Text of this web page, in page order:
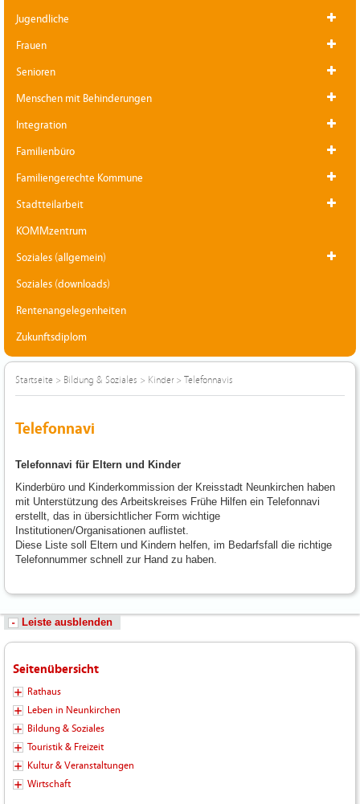
Jugendliche
Frauen
Senioren
Menschen mit Behinderungen
Integration
Familienbüro
Familiengerechte Kommune
Stadtteilarbeit
KOMMzentrum
Soziales (allgemein)
Soziales (downloads)
Rentenangelegenheiten
Zukunftsdiplom
Startseite > Bildung & Soziales > Kinder> Telefonnavis
Telefonnavi
Telefonnavi für Eltern und Kinder
Kinderbüro und Kinderkommission der Kreisstadt Neunkirchen haben
mit Unterstützung des Arbeitskreises Frühe Hilfen ein Telefonnavi
erstellt, das in übersichtlicher Form wichtige
Institutionen/Organisationen auflistet.
Diese Liste soll Eltern und Kindern helfen, im Bedarfsfall die richtige
Telefonnummer schnell zur Hand zu haben.
Leiste ausblenden
Seitenübersicht
Rathaus
Leben in Neunkirchen
Bildung & Soziales
Touristik & Freizeit
Kultur & Veranstaltungen
Wirtschaft